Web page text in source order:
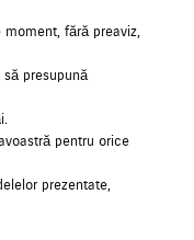
fără preaviz,
presupună
pentru orice
prezentate,